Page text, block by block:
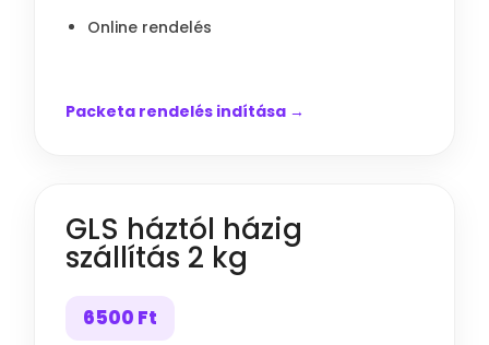
Online rendelés
Packeta rendelés indítása →
GLS háztól házig
szállítás 2 kg
6500 Ft